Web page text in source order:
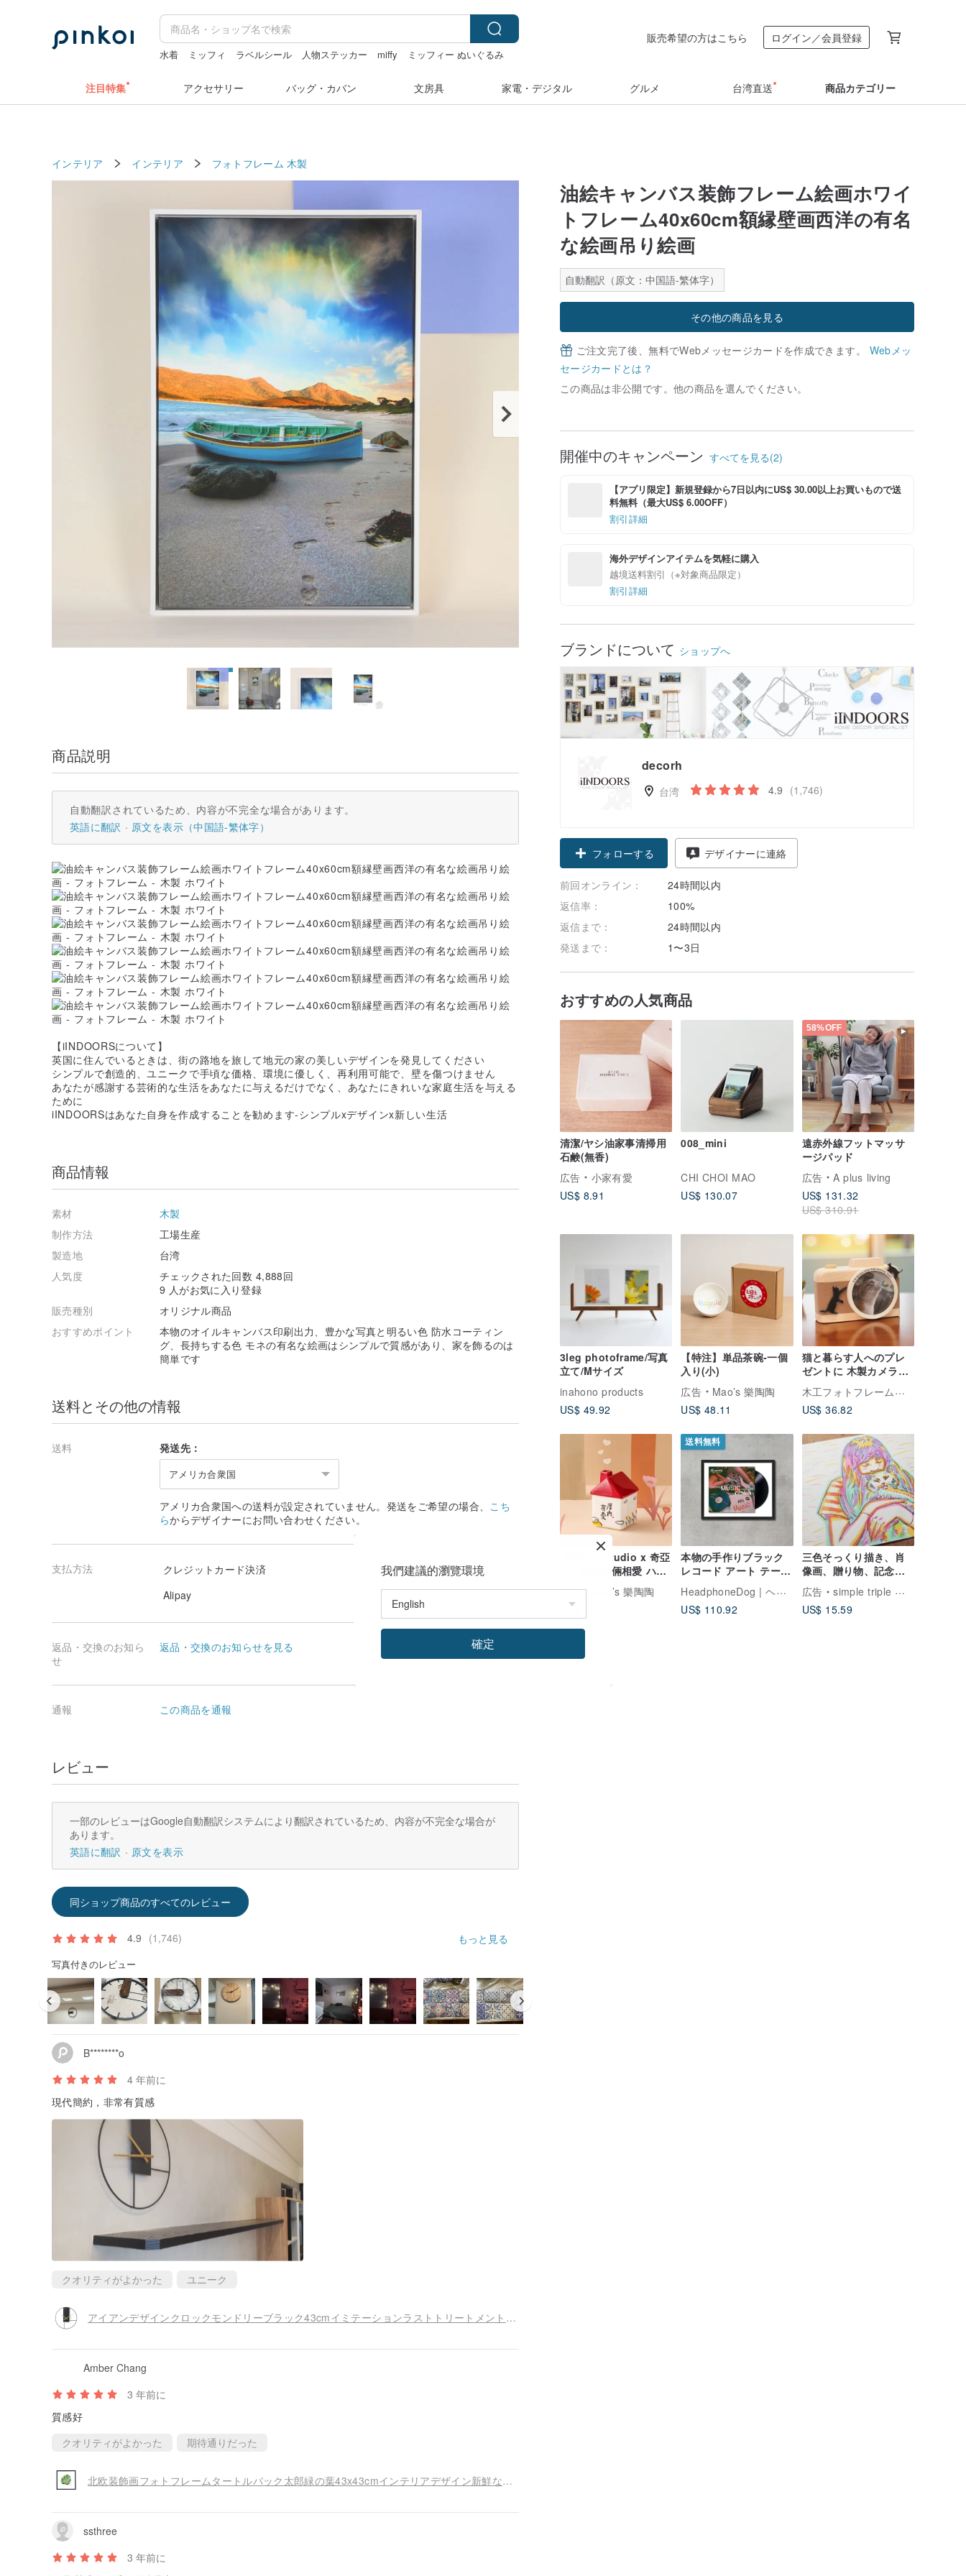
水着 ミッフィ ラベルシール 人物ステッカー miffy
ミッフィー ぬいぐるみ
販売希望の方はこちら ログイン／会員登録
注目特集 アクセサリー バッグ・カバン 文房具 家電・デジタル グルメ 台湾直送 商品カテゴリー
インテリア インテリア フォトフレーム 木製
油絵キャンバス装飾フレーム絵画ホワイ
トフレーム40x60cm額縁壁画西洋の有名
な絵画吊り絵画
自動翻訳（原文：中国語-繁体字）
その他の商品を見る
ご注文完了後、無料でWebメッセージカードを作成できます。 Webメッ
セージカードとは？
この商品は非公開です。他の商品を選んでください。
開催中のキャンペーン すべてを見る(2)
【アプリ限定】新規登録から7日以内にUS$ 30.00以上お買いもので送
料無料（最大US$ 6.00OFF）
割引詳細
海外デザインアイテムを気軽に購入
越境送料割引（※対象商品限定）
割引詳細
ブランドについて ショップへ
decorh
台湾 4.9 (1,746)
フォローする デザイナーに連絡
前回オンライン：
24時間以内
返信率：
100%
返信まで：
24時間以内
発送まで：
1〜3日
おすすめの人気商品
清潔/ヤシ油家事清掃用
石鹸(無香)
広告
小家有愛
US$ 8.91
008_mini
CHI CHOI MAO
US$ 130.07
58%OFF
遠赤外線フットマッサ
ージパッド
広告
A plus living
US$ 131.32
US$ 310.91
3leg photoframe/写真
立て/Mサイズ
inahono products
US$ 49.92
【特注】単品茶碗-一個
入り(小)
広告
Mao’s 樂陶陶
US$ 48.11
猫と暮らす人へのプレ
ゼントに 木製カメラ型
フォトフレーム ベージ
ュレザー×黒猫
木工フォトフレーム工房
US$ 36.82
【Mao's studio x 奇亞
子】厝內倆倆相愛 ハウ
スシングルギフトセッ
広告
Mao’s 樂陶陶
US$ 83.74
送料無料
本物の手作りブラック
レコード アート テーブ
ル フレーム吊り下げ絵HeadphoneDog | ヘッドフォンドッグ
US$ 110.92
三色そっくり描き、肖
像画、贈り物、記念
日、手描き、イラスト
広告
simple triple イラストジュエリー
US$ 15.59
商品説明
自動翻訳されているため、内容が不完全な場合があります。
英語に翻訳
原文を表示（中国語-繁体字）
【iINDOORSについて】
英国に住んでいるときは、街の路地を旅して地元の家の美しいデザインを発見してください
シンプルで創造的、ユニークで手頃な価格、環境に優しく、再利用可能で、壁を傷つけません
あなたが感謝する芸術的な生活をあなたに与えるだけでなく、あなたにきれいな家庭生活を与える
ために
iINDOORSはあなた自身を作成することを勧めます-シンプルxデザインx新しい生活
商品情報
素材
木製
制作方法
工場生産
製造地
台湾
人気度
チェックされた回数 4,888回
9 人がお気に入り登録
販売種別
オリジナル商品
おすすめポイント
本物のオイルキャンバス印刷出力、豊かな写真と明るい色 防水コーティン
グ、長持ちする色 モネの有名な絵画はシンプルで質感があり、家を飾るのは
簡単です
送料とその他の情報
送料 発送先：
アメリカ合衆国
アメリカ合衆国への送料が設定されていません。発送をご希望の場合、 こち
らからデザイナーにお問い合わせください。
支払方法
クレジットカード決済
Alipay
返品・交換のお知ら
せ
返品・交換のお知らせを見る
通報 この商品を通報
レビュー
一部のレビューはGoogle自動翻訳システムにより翻訳されているため、内容が不完全な場合が
あります。
英語に翻訳
原文を表示
同ショップ商品のすべてのレビュー
4.9 (1,746) もっと見る
写真付きのレビュー
B********o
4 年前に
現代簡約，非常有質感
クオリティがよかった ユニーク
アイアンデザインクロックモンドリーブラック43cmイミテーションラストトリートメントベーキングラッカーサイレントムーブメント錬鉄製時計
Amber Chang
3 年前に
質感好
クオリティがよかった
期待通りだった
北欧装飾画フォトフレームタートルバック太郎緑の葉43x43cmインテリアデザイン新鮮な装飾額縁
ssthree
3 年前に
我們建議的瀏覽環境
確定